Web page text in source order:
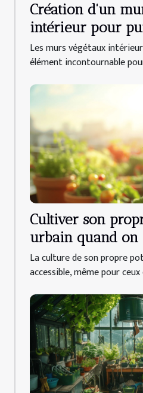
Création d'un
intérieur pour
l'air espèces de
entretien
Les murs végétaux
élément incontournable
Cultiver son
urbain quand on
jardin
pour débutants
La culture de son propre
accessible, même pour